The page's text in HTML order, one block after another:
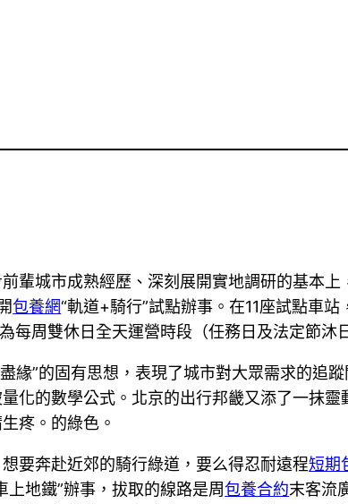
輩城市成熟經歷、深刻展開實地調研的基本上
包養網“軌道+騎行”試點辦事。在11座試點車
每周雙休日全天運營時段（任務日及法定節沐
緣”的固有思想，表現了城市對大眾需求的追
化的數學公式。北京的出行邦畿又添了一抹靈
疼。的綠色。
要奔赴近郊的騎行綠道，要么得忍耐遠程短期
上地鐵”辦事，拔取的線路是周包養合約末客流